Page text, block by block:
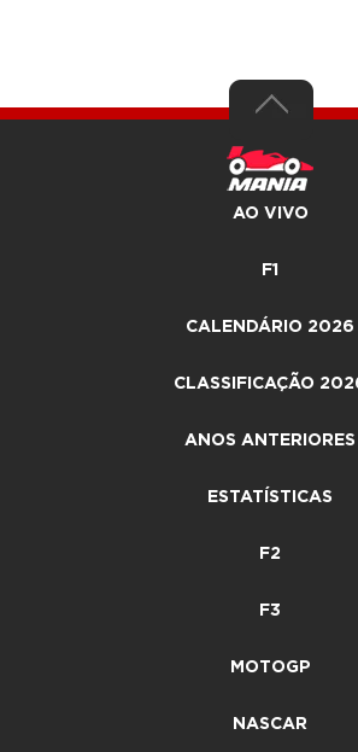
AO VIVO
F1
CALENDÁRIO 2026
CLASSIFICAÇÃO
ANOS ANTERIORES
ESTATÍSTICAS
F2
F3
MOTOGP
NASCAR